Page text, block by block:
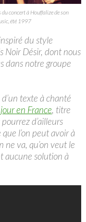
concert à Houffalize de son
été 1997
du style
Noir Désir, dont nous
dans notre groupe
texte à chanté
en France, titre
d’ailleurs
l’on peut avoir à
va, qu’on veut le
aucune solution à